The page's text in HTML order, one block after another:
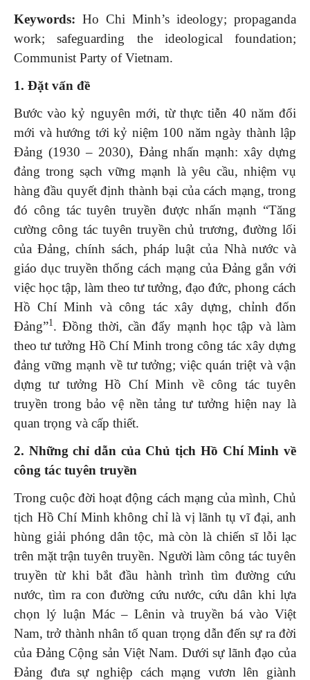
Keywords: Ho Chi Minh’s ideology; propaganda
work; safeguarding the ideological foundation;
Communist Party of Vietnam.
1. Đặt vấn đề
Bước vào kỷ nguyên mới, từ thực tiễn 40 năm đổi
mới và hướng tới kỷ niệm 100 năm ngày thành lập
Đảng (1930 – 2030), Đảng nhấn mạnh: xây dựng
đảng trong sạch vững mạnh là yêu cầu, nhiệm vụ
hàng đầu quyết định thành bại của cách mạng, trong
đó công tác tuyên truyền được nhấn mạnh “Tăng
cường công tác tuyên truyền chủ trương, đường lối
của Đảng, chính sách, pháp luật của Nhà nước và
giáo dục truyền thống cách mạng của Đảng gắn với
việc học tập, làm theo tư tưởng, đạo đức, phong cách
Hồ Chí Minh và công tác xây dựng, chỉnh đốn
Đảng”1. Đồng thời, cần đẩy mạnh học tập và làm
theo tư tưởng Hồ Chí Minh trong công tác xây dựng
đảng vững mạnh về tư tưởng; việc quán triệt và vận
dựng tư tưởng Hồ Chí Minh về công tác tuyên
truyền trong bảo vệ nền tảng tư tưởng hiện nay là
quan trọng và cấp thiết.
2. Những chỉ dẫn của Chủ tịch Hồ Chí Minh về
công tác tuyên truyền
Trong cuộc đời hoạt động cách mạng của mình, Chủ
tịch Hồ Chí Minh không chỉ là vị lãnh tụ vĩ đại, anh
hùng giải phóng dân tộc, mà còn là chiến sĩ lỗi lạc
trên mặt trận tuyên truyền. Người làm công tác tuyên
truyền từ khi bắt đầu hành trình tìm đường cứu
nước, tìm ra con đường cứu nước, cứu dân khi lựa
chọn lý luận Mác – Lênin và truyền bá vào Việt
Nam, trở thành nhân tố quan trọng dẫn đến sự ra đời
của Đảng Cộng sản Việt Nam. Dưới sự lãnh đạo của
Đảng đưa sự nghiệp cách mạng vươn lên giành